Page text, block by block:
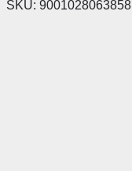
SKU: 9001028063858